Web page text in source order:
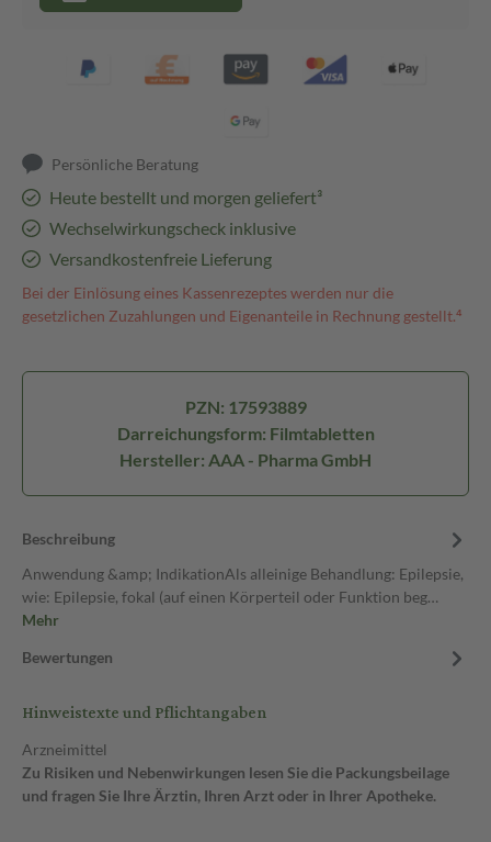
Persönliche Beratung
Heute bestellt und morgen geliefert³
Wechselwirkungscheck inklusive
Versandkostenfreie Lieferung
Bei der Einlösung eines Kassenrezeptes werden nur die
gesetzlichen Zuzahlungen und Eigenanteile in Rechnung gestellt.⁴
PZN: 17593889
Darreichungsform: Filmtabletten
Hersteller: AAA - Pharma GmbH
Beschreibung
Anwendung &amp; IndikationAls alleinige Behandlung: Epilepsie,
wie: Epilepsie, fokal (auf einen Körperteil oder Funktion beg…
Mehr
Bewertungen
Hinweistexte und Pflichtangaben
Arzneimittel
Zu Risiken und Nebenwirkungen lesen Sie die Packungsbeilage
und fragen Sie Ihre Ärztin, Ihren Arzt oder in Ihrer Apotheke.